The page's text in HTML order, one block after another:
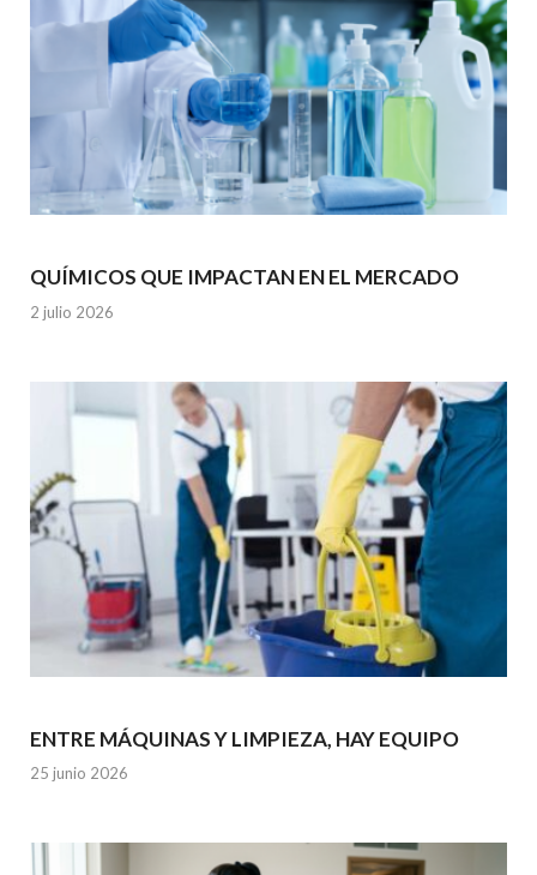
QUÍMICOS QUE IMPACTAN EN EL MERCADO
2 julio 2026
ENTRE MÁQUINAS Y LIMPIEZA, HAY EQUIPO
25 junio 2026